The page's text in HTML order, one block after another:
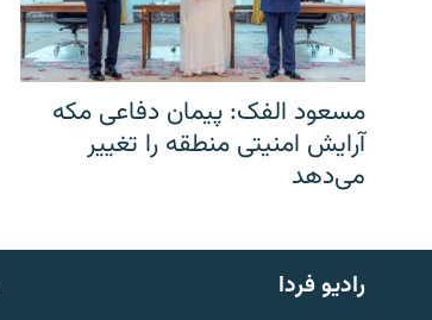
English
مسعود الفک: پیمان دفاعی مکه
آرایش امنیتی منطقه را تغییر
می‌دهد
رادیو فردا